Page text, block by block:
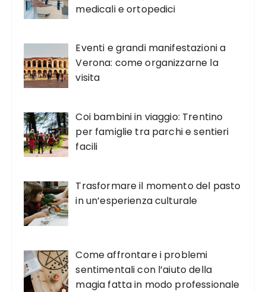
medicali e ortopedici
Eventi e grandi manifestazioni a
Verona: come organizzarne la
visita
Coi bambini in viaggio: Trentino
per famiglie tra parchi e sentieri
facili
Trasformare il momento del pasto
in un’esperienza culturale
Come affrontare i problemi
sentimentali con l’aiuto della
magia fatta in modo professionale